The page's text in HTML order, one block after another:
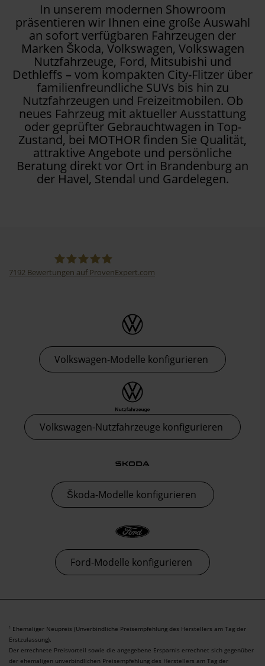
In unserem modernen Showroom
präsentieren wir Ihnen eine große Auswahl
an sofort verfügbaren Fahrzeugen der
Marken Škoda, Volkswagen, Volkswagen
Nutzfahrzeuge, Ford, Mitsubishi und
Dethleffs – vom kompakten City-Flitzer über
familienfreundliche SUVs bis hin zu
Nutzfahrzeugen und Freizeitmobilen. Ob
neues Fahrzeug mit aktueller Ausstattung
oder geprüfter Gebrauchtwagen in Top-
Zustand, bei MOTHOR finden Sie Qualität,
attraktive Angebote und persönliche
Beratung direkt vor Ort in Brandenburg an
der Havel, Stendal und Gardelegen.
7192 Bewertungen auf ProvenExpert.com
Volkswagen-Modelle konfigurieren
Volkswagen-Nutzfahrzeuge konfigurieren
Škoda-Modelle konfigurieren
Ford-Modelle konfigurieren
1 Ehemaliger Neupreis (Unverbindliche Preisempfehlung des Herstellers am Tag der
Erstzulassung).
Der errechnete Preisvorteil sowie die angegebene Ersparnis errechnet sich gegenüber
der ehemaligen unverbindlichen Preisempfehlung des Herstellers am Tag der